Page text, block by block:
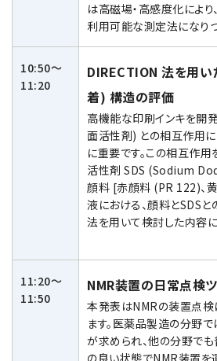
お客様紹介 / 開発秘話
JEOL 装置入門
用語集
お薦め消耗品
生産終了製品
は高磁場・高感度化により
利用可能な測定法になりつ
10:50～
11:20
DIRECTION 法を用い
着) 構造の評価
高機能な印刷インキを開
面活性剤) との相互作用に
に重要です。この相互作用
活性剤 SDS (Sodium
顔料 [赤顔料 (PR 122)、
液における、顔料とSDSと
法を用いて検討した内容
11:20～
11:50
NMR装置の日常点検
本発表はNMRの装置点検
ます。医薬品製造の分野
が求められ、他の分野でも
の良い状態でNMR装置を